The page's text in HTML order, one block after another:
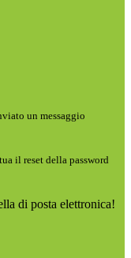
un messaggio
il reset della password
di posta elettronica!